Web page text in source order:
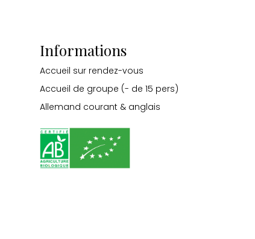
Informations
Accueil sur rendez-vous
Accueil de groupe (- de 15 pers)
Allemand courant & anglais